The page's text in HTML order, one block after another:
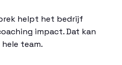
helpt het bedrijf
impact. Dat kan
team.